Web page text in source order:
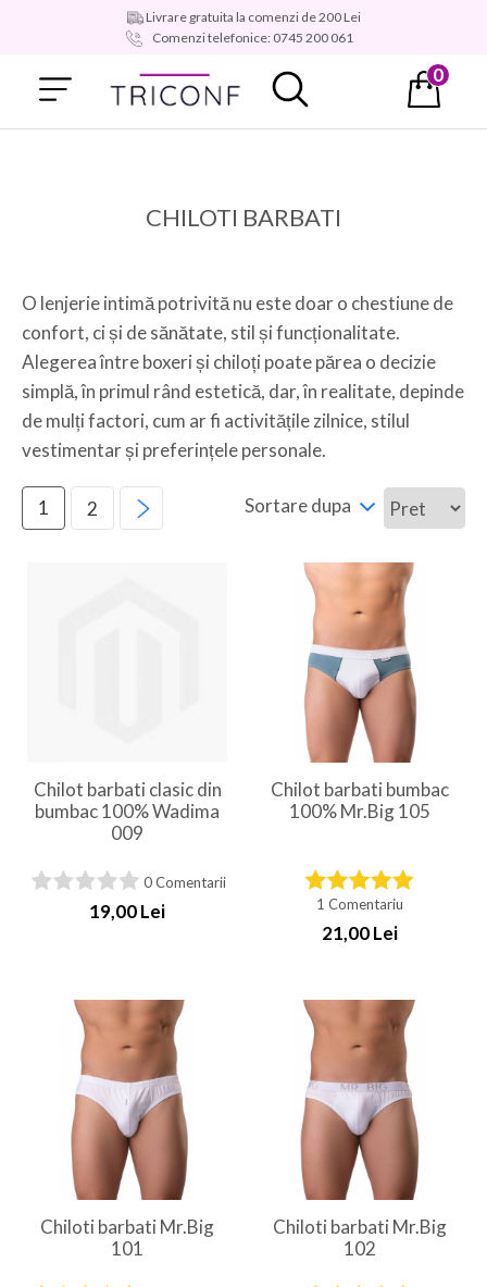
Livrare gratuita la comenzi de 200 Lei
Comenzi telefonice: 0745 200 061
0
CHILOTI BARBATI
O lenjerie intimă potrivită nu este doar o chestiune de
confort, ci și de sănătate, stil și funcționalitate.
Alegerea între boxeri și chiloți poate părea o decizie
simplă, în primul rând estetică, dar, în realitate, depinde
de mulți factori, cum ar fi activitățile zilnice, stilul
vestimentar și preferințele personale.
1 2 Sortare dupa
Chilot barbati clasic din
bumbac 100% Wadima
009
0 Comentarii
19,00 Lei
Chilot barbati bumbac
100% Mr.Big 105
1 Comentariu
21,00 Lei
Chiloti barbati Mr.Big
101
Chiloti barbati Mr.Big
102